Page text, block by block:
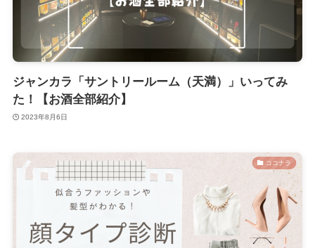
ジャンカラ「サントリールーム（天満）」いってみ
た！【お酒全部紹介】
2023年8月6日
ココナラ